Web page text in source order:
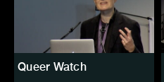
Queer Watch